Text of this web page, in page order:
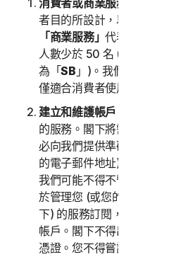
消費者或商業服務
者目的所設計，以及僅供
「商業服務」代表依據商
人數少於 50 名 (含) 之企
為「SB 」)。我們的消費
僅適合消費者使用，無法
建立和維護帳戶
的服務。閣下將需要一個
必向我們提供準確、完整
的電子郵件地址)，並保持
我們可能不得不暫停或終
於管理您 (或您的家庭或
下) 的服務訂閱，其他第三
帳戶。閣下不得出售、轉
憑證。您不得嘗試以未經